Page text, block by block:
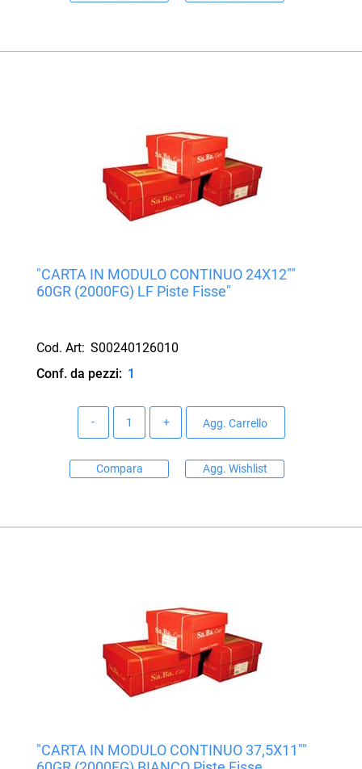
"CARTA IN MODULO CONTINUO 24X12""
60GR (2000FG) LF Piste Fisse"
Cod. Art: S00240126010
Conf. da pezzi: 1
Agg. Carrello
Compara Agg. Wishlist
"CARTA IN MODULO CONTINUO 37,5X11""